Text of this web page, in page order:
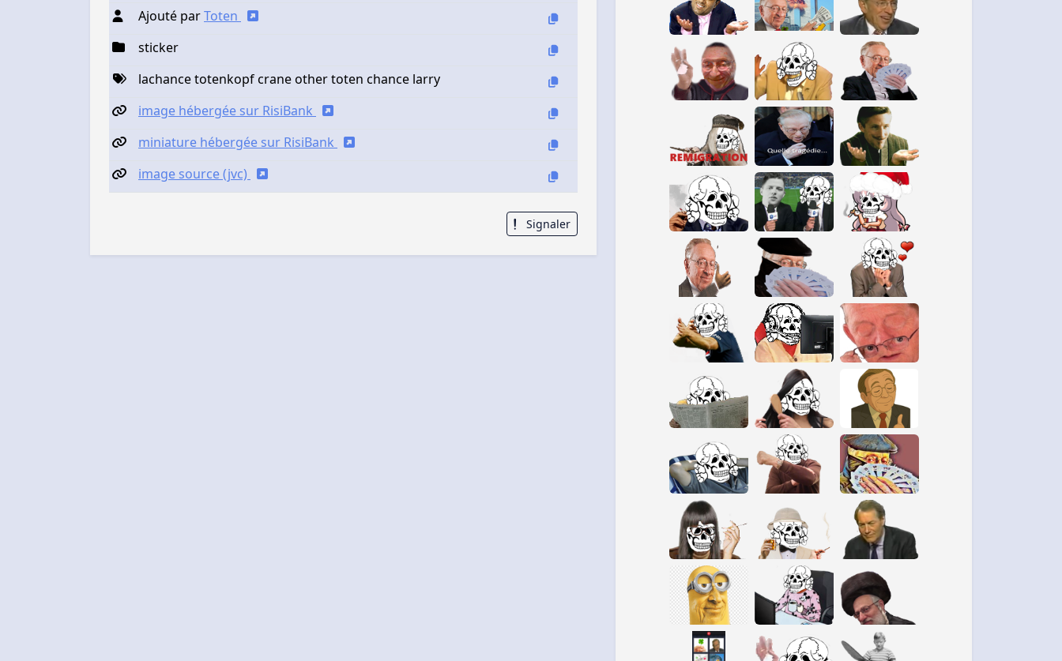
Ajouté parToten
sticker
lachance totenkopf crane other toten chance larry
image hébergée sur RisiBank
miniature hébergée sur RisiBank
image source (jvc)
Signaler